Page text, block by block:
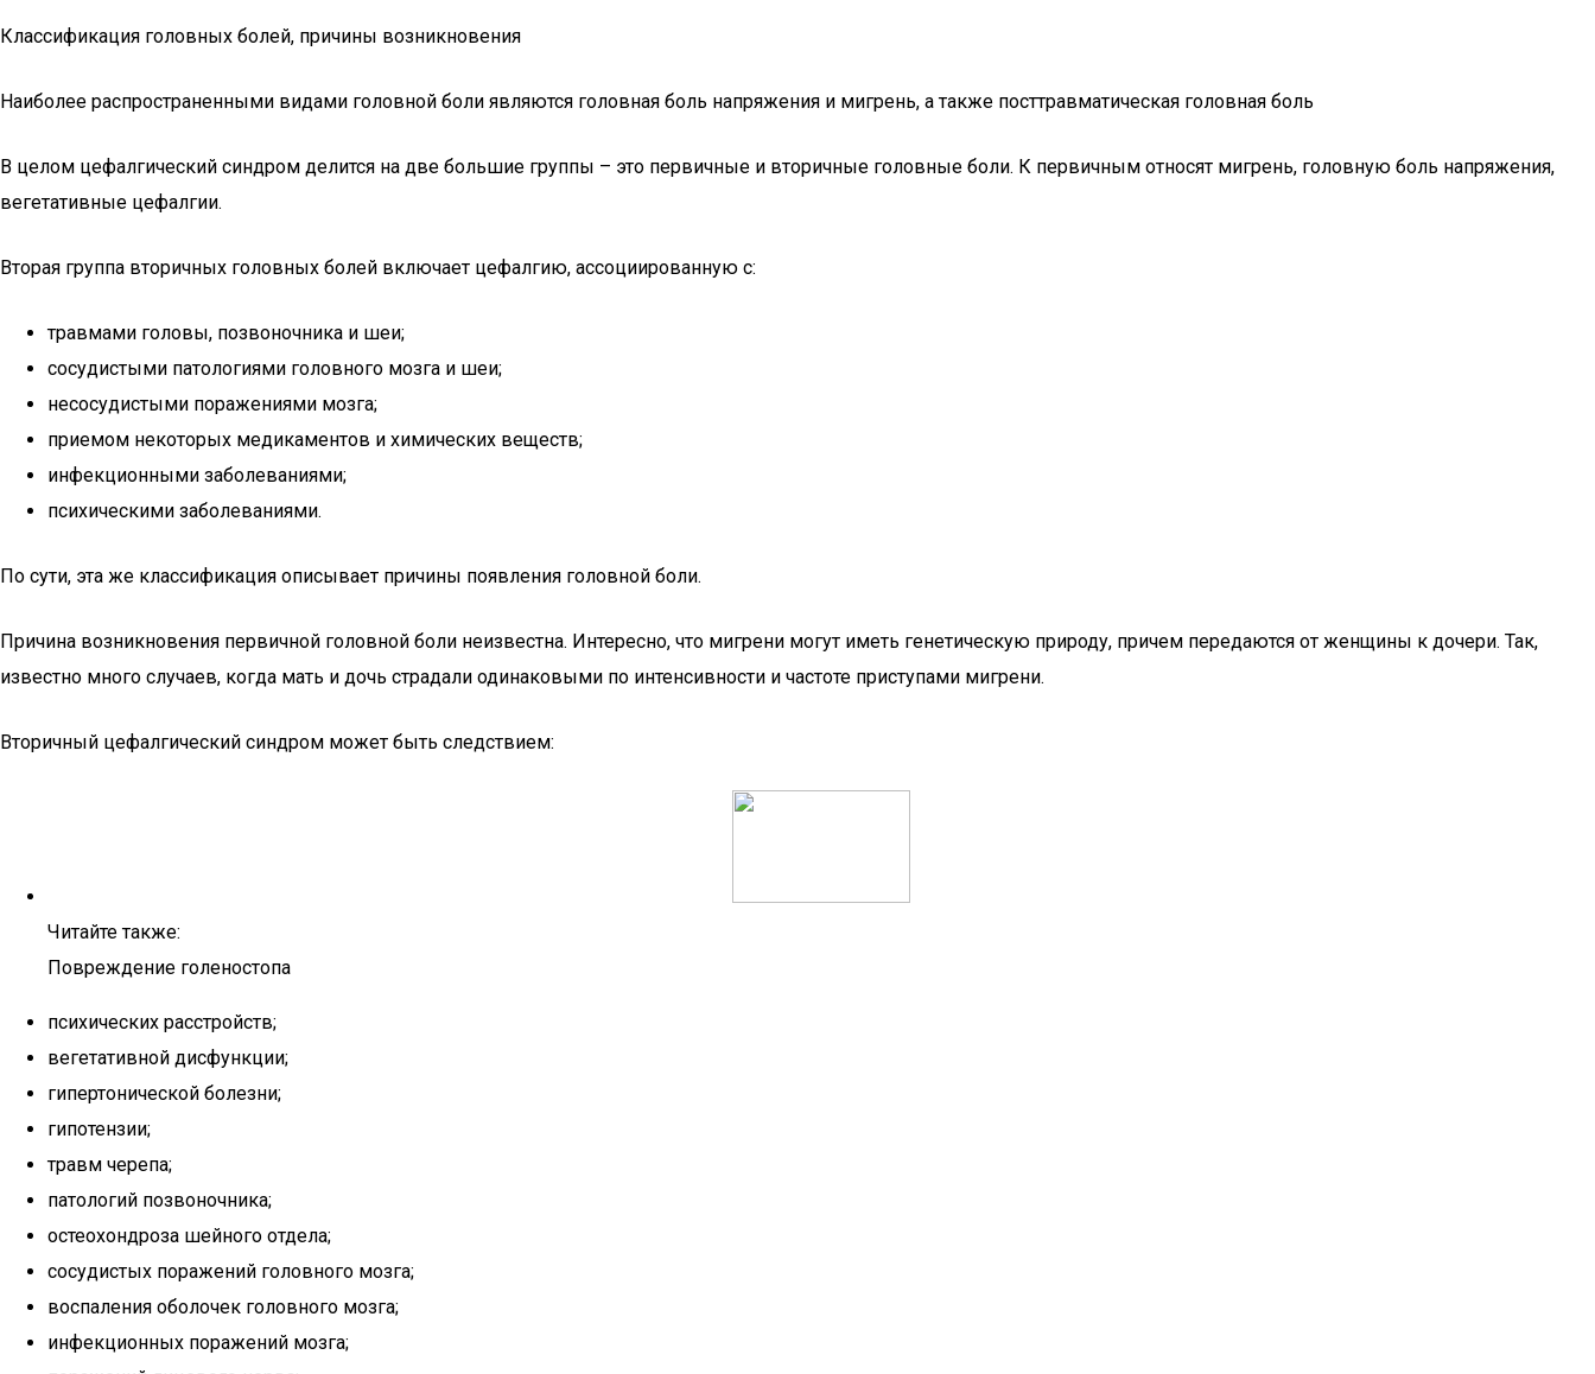
Классификация головных болей, причины возникновения
Наиболее распространенными видами головной боли являются головная боль напряжения и мигрень, а также посттравматическая головная боль
В целом цефалгический синдром делится на две большие группы – это первичные и вторичные головные боли. К первичным относят мигрень, головную боль напряжения,
вегетативные цефалгии.
Вторая группа вторичных головных болей включает цефалгию, ассоциированную с:
травмами головы, позвоночника и шеи;
сосудистыми патологиями головного мозга и шеи;
несосудистыми поражениями мозга;
приемом некоторых медикаментов и химических веществ;
инфекционными заболеваниями;
психическими заболеваниями.
По сути, эта же классификация описывает причины появления головной боли.
Причина возникновения первичной головной боли неизвестна. Интересно, что мигрени могут иметь генетическую природу, причем передаются от женщины к дочери. Так,
известно много случаев, когда мать и дочь страдали одинаковыми по интенсивности и частоте приступами мигрени.
Вторичный цефалгический синдром может быть следствием:
Читайте также:
Повреждение голеностопа
психических расстройств;
вегетативной дисфункции;
гипертонической болезни;
гипотензии;
травм черепа;
патологий позвоночника;
остеохондроза шейного отдела;
сосудистых поражений головного мозга;
воспаления оболочек головного мозга;
инфекционных поражений мозга;